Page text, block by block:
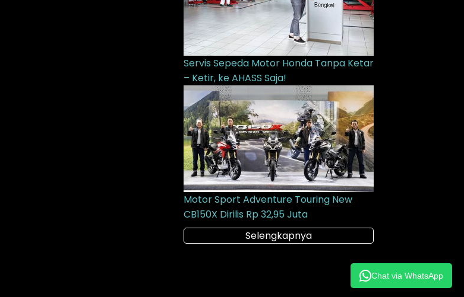
Servis Sepeda Motor Honda Tanpa Ketar
– Ketir, ke AHASS Saja!
Motor Sport Adventure Touring New
CB150X Dirilis Rp 32,95 Juta
Selengkapnya
Chat via WhatsApp